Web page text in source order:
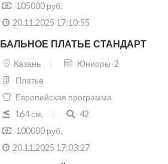
105000 руб.
20.11.2025 17:10:55
БАЛЬНОЕ ПЛАТЬЕ СТАНДАРТ
Казань
Юниоры-2
Платье
Европейская программа
164 см.
42
100000 руб.
20.11.2025 17:03:27